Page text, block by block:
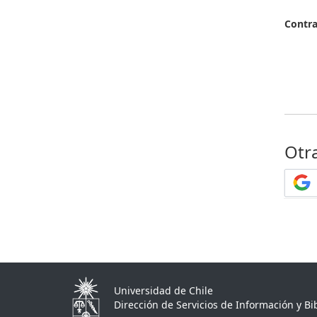
Universidad de Chile
Dirección de Servicios de Información y